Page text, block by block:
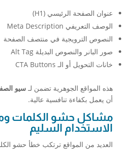
عنوان الصفحة الرئيسي (H1)
الوصف التعريفي Meta Description
النصوص الترويجية في منتصف الصفحة
صور البانر والنصوص البديلة Alt Tag
خانات التحويل أو الـ CTA Buttons
هذه المواقع الجوهرية تضمن لـ سيو
أن يعمل بكفاءة تنافسية عالية.
مشاكل حشو الكلمات
الاستخدام السليم
العديد من المواقع ترتكب خطأ حشو